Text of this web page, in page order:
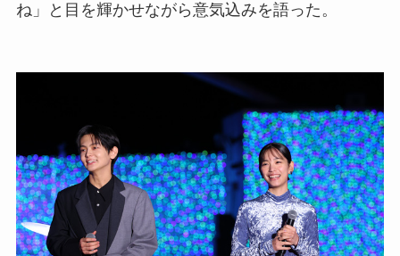
ね」と目を輝かせながら意気込みを語った。